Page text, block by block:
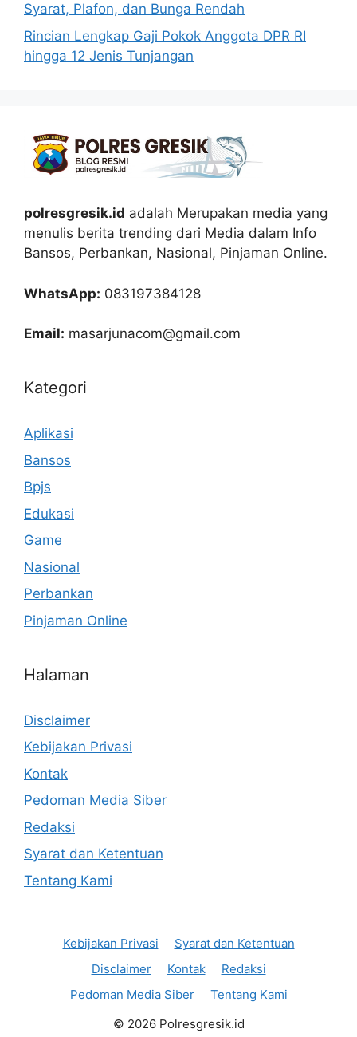
Syarat, Plafon, dan Bunga Rendah
Rincian Lengkap Gaji Pokok Anggota DPR RI
hingga 12 Jenis Tunjangan
polresgresik.id adalah Merupakan media yang
menulis berita trending dari Media dalam Info
Bansos, Perbankan, Nasional, Pinjaman Online.
WhatsApp: 083197384128
Email: masarjunacom@gmail.com
Kategori
Aplikasi
Bansos
Bpjs
Edukasi
Game
Nasional
Perbankan
Pinjaman Online
Halaman
Disclaimer
Kebijakan Privasi
Kontak
Pedoman Media Siber
Redaksi
Syarat dan Ketentuan
Tentang Kami
Kebijakan Privasi
Syarat dan Ketentuan
Disclaimer
Kontak
Redaksi
Pedoman Media Siber
Tentang Kami
© 2026 Polresgresik.id